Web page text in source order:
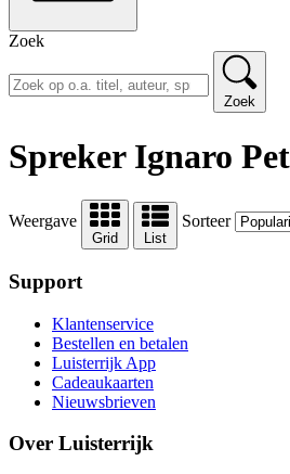
Zoek
Zoek
Spreker Ignaro
Weergave
Grid List
Sorteer
Support
Klantenservice
Bestellen en betalen
Luisterrijk App
Cadeaukaarten
Nieuwsbrieven
Over Luisterrijk